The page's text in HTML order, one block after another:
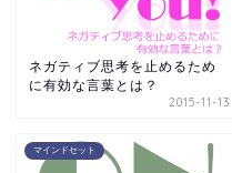
ネガティブ思考を止めるため
に有効な言葉とは？
2015-11-13
マインドセット